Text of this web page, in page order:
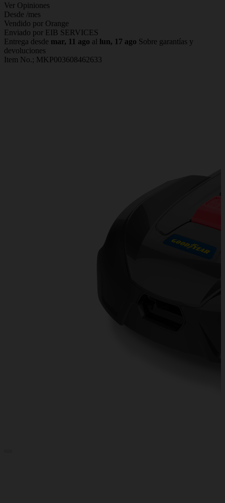
Ver Opiniones
Desde /mes
Vendido por Orange
Enviado por EIB SERVICES
Entrega desde mar, 11 ago al lun, 17 ago Sobre garantías y
devoluciones
Item No.; MKP003608462633